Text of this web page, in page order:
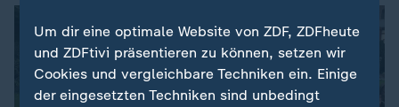
Um dir eine optimale Website von ZDF, ZDFheute
und ZDFtivi präsentieren zu können, setzen wir
Cookies und vergleichbare Techniken ein. Einige
der eingesetzten Techniken sind unbedingt